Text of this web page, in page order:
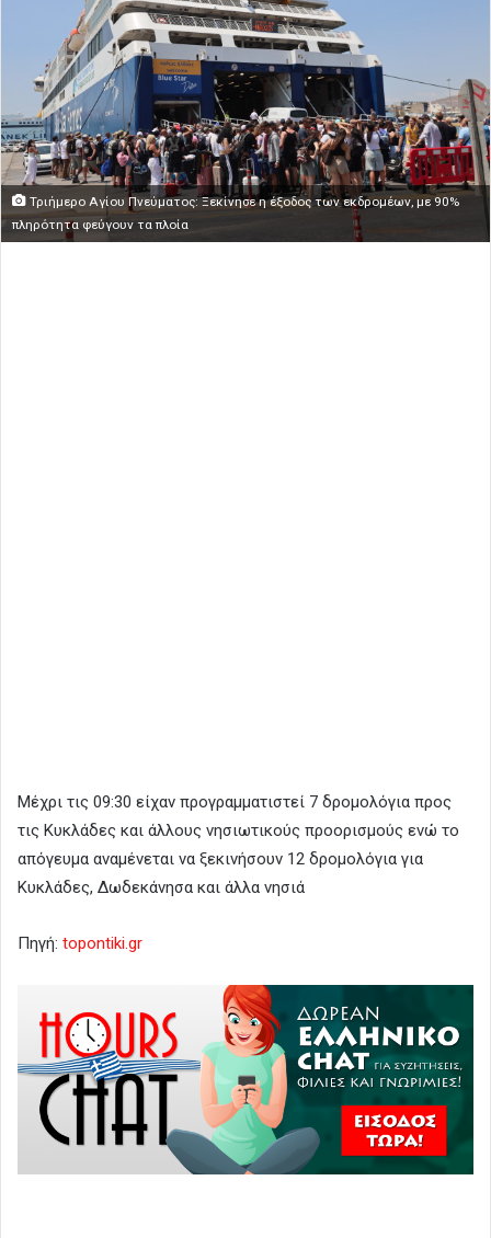
Τριήμερο Αγίου Πνεύματος: Ξεκίνησε η έξοδος των εκδρομέων, με 90%
πληρότητα φεύγουν τα πλοία
Mέχρι τις 09:30 είχαν προγραμματιστεί 7 δρομολόγια προς
τις Κυκλάδες και άλλους νησιωτικούς προορισμούς ενώ το
απόγευμα αναμένεται να ξεκινήσουν 12 δρομολόγια για
Κυκλάδες, Δωδεκάνησα και άλλα νησιά
Πηγή: topontiki.gr